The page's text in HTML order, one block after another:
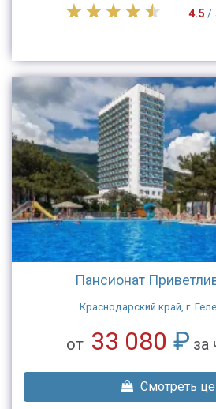
4.5/
Пансионат
Краснодарский край, г.
от 33 080 ₽ за
Смотреть